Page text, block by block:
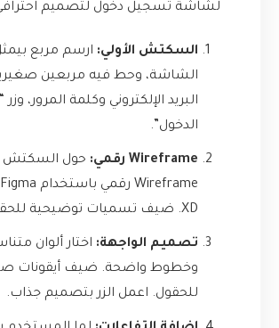
لشاشة تسجيل دخول لتصميم
السكتش الأولي: ارسم مربع
الشاشة، وحط فيه مربعين
البريد الإلكتروني وكلمة المرور،
الدخول”.
Wireframe رقمي:
حول السكتش
XD. ضيف تسميات توضيحية للحقول والزر.
تصميم الواجهة: اختار ألوان
وخطوط واضحة. ضيف أيقونات
للحقول. اعمل الزر بتصميم جذاب.